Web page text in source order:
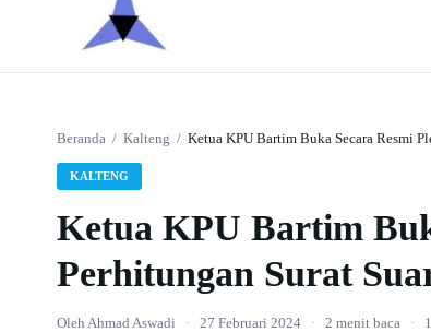
Beranda / Kalteng / Ketua KPU Bartim Buka Secara Resmi
KALTENG
Ketua KPU Bartim
Perhitungan Surat
Oleh Ahmad Aswadi · 27 Februari 2024 · 2 menit baca ·